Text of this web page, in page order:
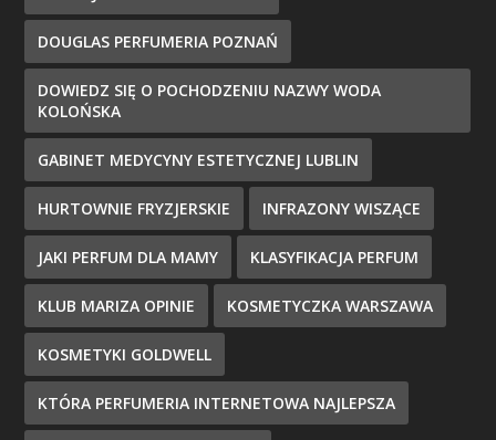
DOUGLAS PERFUMERIA POZNAŃ
DOWIEDZ SIĘ O POCHODZENIU NAZWY WODA
KOLOŃSKA
GABINET MEDYCYNY ESTETYCZNEJ LUBLIN
HURTOWNIE FRYZJERSKIE INFRAZONY WISZĄCE
JAKI PERFUM DLA MAMY KLASYFIKACJA PERFUM
KLUB MARIZA OPINIE KOSMETYCZKA WARSZAWA
KOSMETYKI GOLDWELL
KTÓRA PERFUMERIA INTERNETOWA NAJLEPSZA